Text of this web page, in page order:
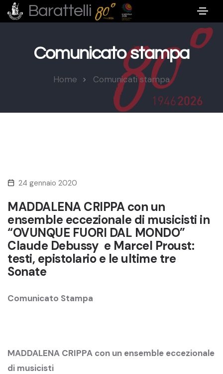
Barattelli
Comunicato stampa
Home Comunicati stampa
24 gennaio 2020
MADDALENA CRIPPA con un
ensemble eccezionale di musicisti in
“OVUNQUE FUORI DAL MONDO”
Claude Debussy e Marcel Proust:
testi, epistolario e le ultime tre
Sonate
Comunicato Stampa
MADDALENA CRIPPA con un ensemble eccezionale
di musicisti